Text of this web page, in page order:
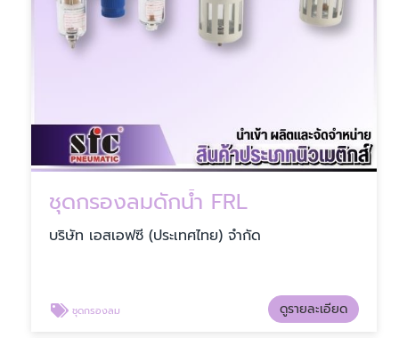
ชุดกรองลมดักน้ำ FRL
บริษัท เอสเอฟซี (ประเทศไทย) จำกัด
ชุดกรองลม ดูรายละเอียด